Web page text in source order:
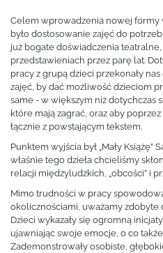
Celem wprowadzenia nowej formy
było dostosowanie zajęć do
już bogate doświadczenia
przedstawieniach przez parę lat.
pracy z grupą dzieci przekonały
zajęć, by dać możliwość dzieciom
same - w większym niż dotychczas
które mają zagrać, oraz aby
łącznie z powstającym tekstem.
Punktem wyjścia był „Mały Książę”
właśnie tego dzieła chcieliśmy
relacji międzyludzkich, „obcości” i
Mimo trudności w pracy
okolicznościami, uważamy zdobyte
Dzieci wykazały się ogromną
ujawniając swoje emocje, o co
Zademonstrowały osobiste,